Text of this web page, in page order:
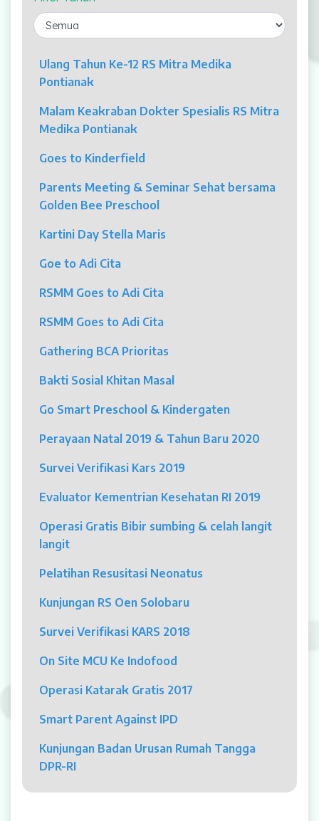
Laparaskopi
OCT
Eye Care
Multi Slice CT-Scan 128 Slices
Mamografi
Klinik Andrologi
Klinik Nyeri
Dokter
Jadwal Dokter
Sunday Clinic
Dokter Spesialis
Dokter Umum
Pelayanan
Rawat Jalan
Rawat Inap
Kamar Operasi
Ulang Tahun Ke-12 RS Mitra Medika
Pontianak
Malam Keakraban Dokter Spesialis RS Mitra
Medika Pontianak
Goes to Kinderfield
Parents Meeting & Seminar Sehat bersama
Golden Bee Preschool
Kartini Day Stella Maris
Goe to Adi Cita
RSMM Goes to Adi Cita
RSMM Goes to Adi Cita
Gathering BCA Prioritas
Bakti Sosial Khitan Masal
Go Smart Preschool & Kindergaten
Perayaan Natal 2019 & Tahun Baru 2020
Survei Verifikasi Kars 2019
Evaluator Kementrian Kesehatan RI 2019
Operasi Gratis Bibir sumbing & celah langit
langit
Pelatihan Resusitasi Neonatus
Kunjungan RS Oen Solobaru
Survei Verifikasi KARS 2018
On Site MCU Ke Indofood
Operasi Katarak Gratis 2017
Smart Parent Against IPD
Kunjungan Badan Urusan Rumah Tangga
DPR-RI